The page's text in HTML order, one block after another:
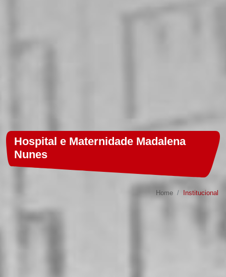
Hospital e Maternidade Madalena
Nunes
Home Institucional